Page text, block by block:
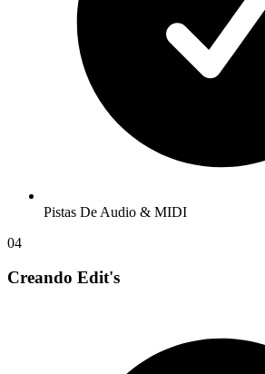
Pistas De Audio & MIDI
04
Creando Edit's